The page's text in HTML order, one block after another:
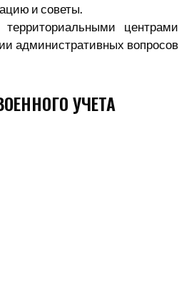
и советы.
центрами
административных вопросов
УЧЕТА